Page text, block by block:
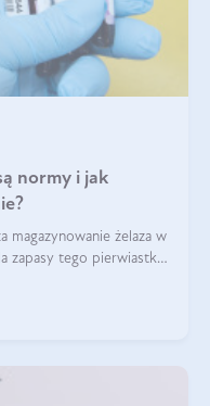
normy i jak
magazynowanie żelaza w
zapasy tego pierwiastka.